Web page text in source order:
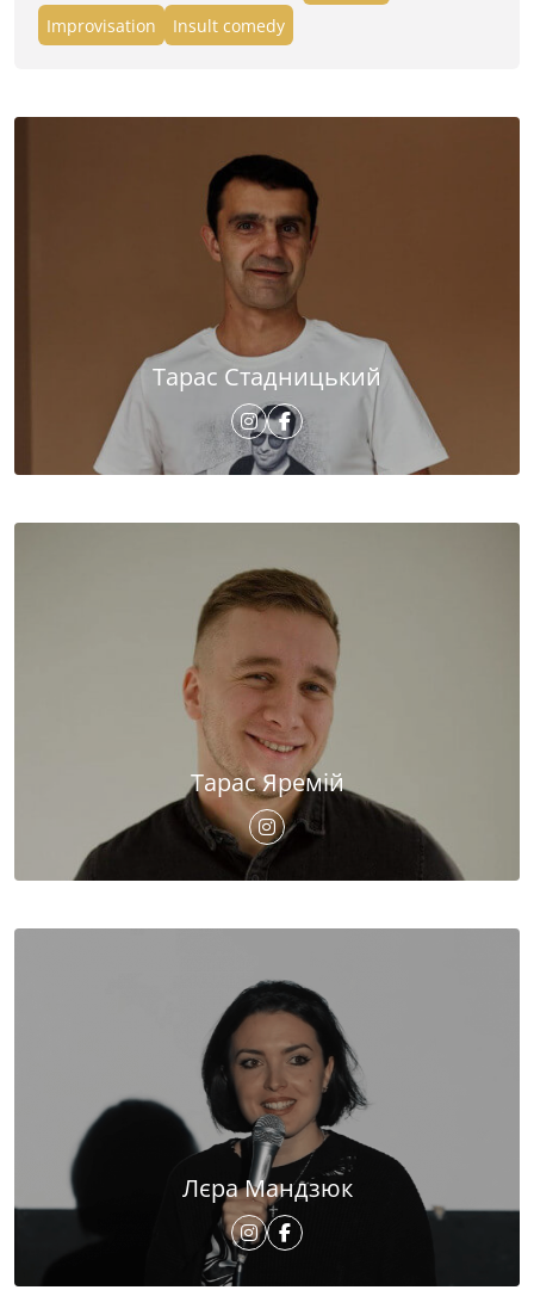
Improvisation
Insult comedy
Тарас Стадницький
Тарас Яремій
Лєра Мандзюк